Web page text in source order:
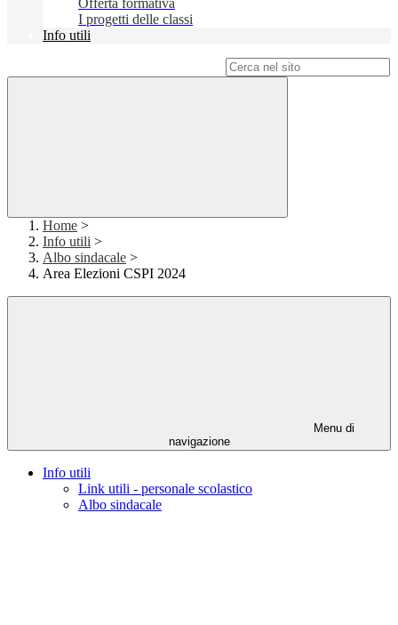
Offerta formativa
I progetti delle classi
Info utili
Home >
Info utili >
Albo sindacale >
Area Elezioni CSPI 2024
Menu di
navigazione
Info utili
Link utili - personale scolastico
Albo sindacale